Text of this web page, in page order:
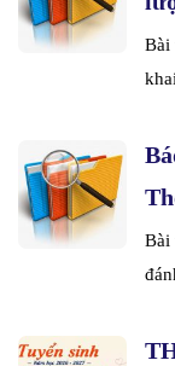
Bài
Bài